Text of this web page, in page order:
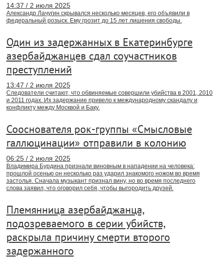
14:37 / 2 июля 2025
Александр Лачугин скрывался несколько месяцев, его объявили в
федеральный розыск. Ему грозит до 15 лет лишения свободы.
Один из задержанных в Екатеринбурге
азербайджанцев сдал соучастников
преступлений
13:47 / 2 июля 2025
Следователи считают, что обвиняемые совершили убийства в 2001, 2010
и 2011 годах. Их задержание привело к международному скандалу и
конфликту между Москвой и Баку.
Сооснователя рок-группы «Смысловые
галлюцинации» отправили в колонию
06:25 / 2 июля 2025
Владимира Бурдина признали виновным в нападении на человека:
прошлой осенью он несколько раз ударил знакомого ножом во время
застолья. Сначала музыкант признал вину, но во время последнего
слова заявил, что оговорил себя, чтобы выгородить друзей.
Племянница азербайджанца,
подозреваемого в серии убийств,
раскрыла причину смерти второго
задержанного